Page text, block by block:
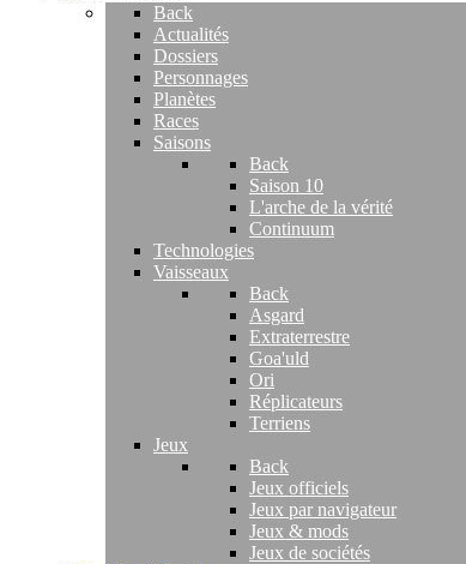
Back
Actualités
Dossiers
Personnages
Planètes
Races
Saisons
Back
Saison 10
L'arche de la vérité
Continuum
Technologies
Vaisseaux
Back
Asgard
Extraterrestre
Goa'uld
Ori
Réplicateurs
Terriens
Jeux
Back
Jeux officiels
Jeux par navigateur
Jeux & mods
Jeux de sociétés